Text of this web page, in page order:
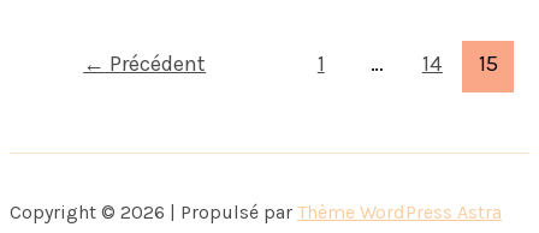
← Précédent 1 … 14 15
Copyright © 2026 | Propulsé par Thème WordPress Astra